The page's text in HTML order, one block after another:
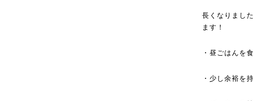
長くなりまし
ます！
・昼ごはんを
・少し余裕を